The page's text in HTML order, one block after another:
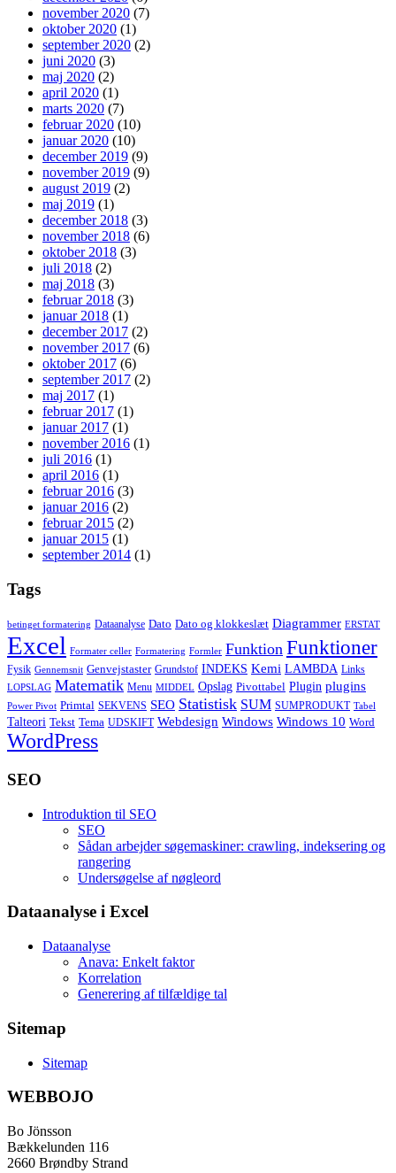
november 2020 (7)
oktober 2020 (1)
september 2020 (2)
juni 2020 (3)
maj 2020 (2)
april 2020 (1)
marts 2020 (7)
februar 2020 (10)
januar 2020 (10)
december 2019 (9)
november 2019 (9)
august 2019 (2)
maj 2019 (1)
december 2018 (3)
november 2018 (6)
oktober 2018 (3)
juli 2018 (2)
maj 2018 (3)
februar 2018 (3)
januar 2018 (1)
december 2017 (2)
november 2017 (6)
oktober 2017 (6)
september 2017 (2)
maj 2017 (1)
februar 2017 (1)
januar 2017 (1)
november 2016 (1)
juli 2016 (1)
april 2016 (1)
februar 2016 (3)
januar 2016 (2)
februar 2015 (2)
januar 2015 (1)
september 2014 (1)
Tags
betinget formatering Dataanalyse Dato Dato og klokkeslæt Diagrammer ERSTAT
Excel Formater celler Formatering Formler Funktion Funktioner
Fysik Gennemsnit Genvejstaster Grundstof INDEKS Kemi LAMBDA Links
LOPSLAG Matematik Menu MIDDEL Opslag Pivottabel Plugin plugins
Power Pivot Primtal SEKVENS SEO Statistisk SUM SUMPRODUKT Tabel
Talteori Tekst Tema UDSKIFT Webdesign Windows Windows 10 Word
WordPress
SEO
Introduktion til SEO
SEO
Sådan arbejder søgemaskiner: crawling, indeksering og
rangering
Undersøgelse af nøgleord
Dataanalyse i Excel
Dataanalyse
Anava: Enkelt faktor
Korrelation
Generering af tilfældige tal
Sitemap
Sitemap
WEBBOJO
Bo Jönsson
Bækkelunden 116
2660 Brøndby Strand